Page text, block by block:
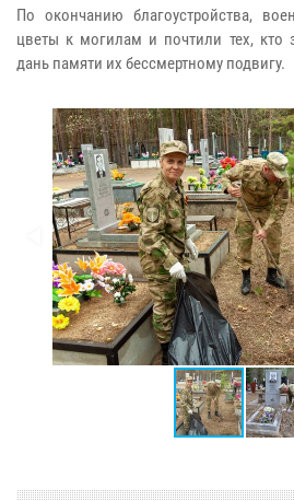
По окончанию благоустройства,
цветы к могилам и почтили тех, кто
дань памяти их бессмертному подвигу.